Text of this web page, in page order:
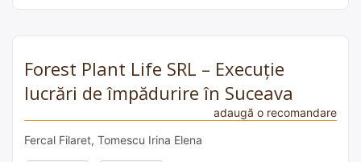
Forest Plant Life SRL – Execuție
lucrări de împădurire în Suceava
adaugă o recomandare
Fercal Filaret, Tomescu Irina Elena